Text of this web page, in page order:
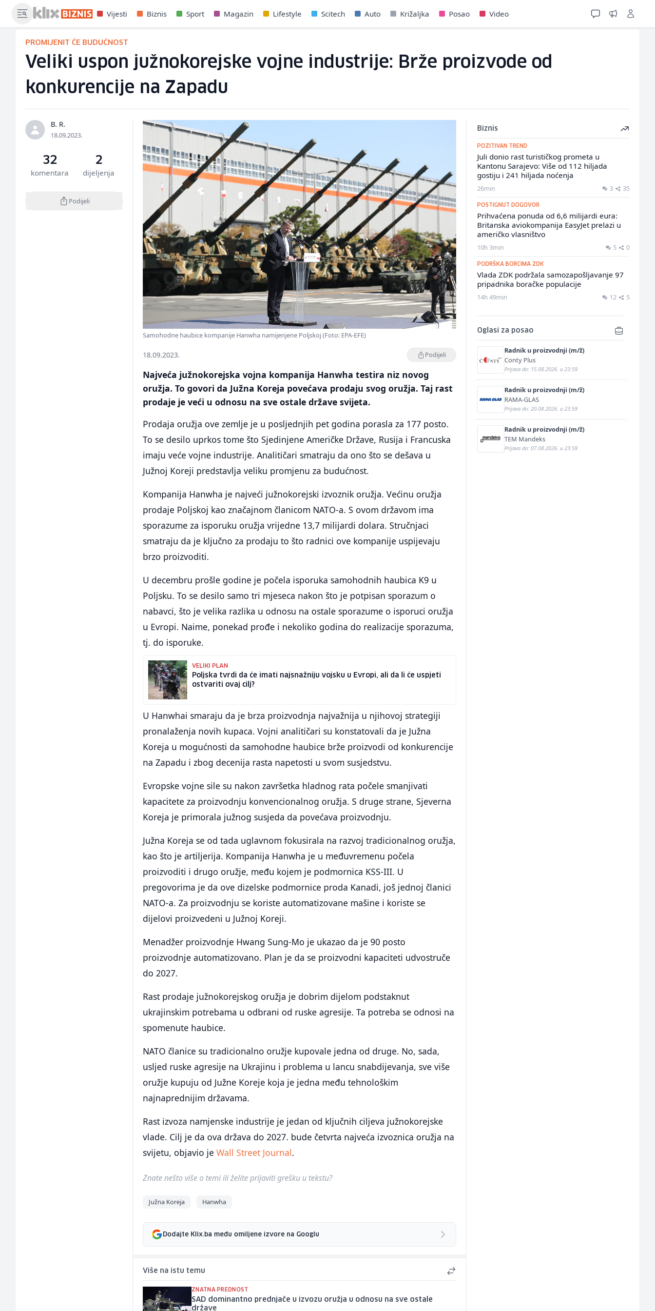
Vijesti Biznis Sport Magazin Lifestyle Scitech Auto Križaljka Posao Video
PROMIJENIT ĆE BUDUĆNOST
Veliki uspon južnokorejske vojne industrije: Brže proizvode od
konkurencije na Zapadu
B. R.
18.09.2023.
32
komentara
2
dijeljenja
Podijeli
Samohodne haubice kompanije Hanwha namijenjene Poljskoj (Foto: EPA-EFE)
18.09.2023. Podijeli
Najveća južnokorejska vojna kompanija Hanwha testira niz novog
oružja. To govori da Južna Koreja povećava prodaju svog oružja. Taj rast
prodaje je veći u odnosu na sve ostale države svijeta.
Prodaja oružja ove zemlje je u posljednjih pet godina porasla za 177 posto.
To se desilo uprkos tome što Sjedinjene Američke Države, Rusija i Francuska
imaju veće vojne industrije. Analitičari smatraju da ono što se dešava u
Južnoj Koreji predstavlja veliku promjenu za budućnost.
Kompanija Hanwha je najveći južnokorejski izvoznik oružja. Većinu oružja
prodaje Poljskoj kao značajnom članicom NATO-a. S ovom državom ima
sporazume za isporuku oružja vrijedne 13,7 milijardi dolara. Stručnjaci
smatraju da je ključno za prodaju to što radnici ove kompanije uspijevaju
brzo proizvoditi.
U decembru prošle godine je počela isporuka samohodnih haubica K9 u
Poljsku. To se desilo samo tri mjeseca nakon što je potpisan sporazum o
nabavci, što je velika razlika u odnosu na ostale sporazume o isporuci oružja
u Evropi. Naime, ponekad prođe i nekoliko godina do realizacije sporazuma,
tj. do isporuke.
VELIKI PLAN
Poljska tvrdi da će imati najsnažniju vojsku u Evropi, ali da li će uspjeti
ostvariti ovaj cilj?
U Hanwhai smaraju da je brza proizvodnja najvažnija u njihovoj strategiji
pronalaženja novih kupaca. Vojni analitičari su konstatovali da je Južna
Koreja u mogućnosti da samohodne haubice brže proizvodi od konkurencije
na Zapadu i zbog decenija rasta napetosti u svom susjedstvu.
Evropske vojne sile su nakon završetka hladnog rata počele smanjivati
kapacitete za proizvodnju konvencionalnog oružja. S druge strane, Sjeverna
Koreja je primorala južnog susjeda da povećava proizvodnju.
Južna Koreja se od tada uglavnom fokusirala na razvoj tradicionalnog oružja,
kao što je artiljerija. Kompanija Hanwha je u međuvremenu počela
proizvoditi i drugo oružje, među kojem je podmornica KSS-III. U
pregovorima je da ove dizelske podmornice proda Kanadi, još jednoj članici
NATO-a. Za proizvodnju se koriste automatizovane mašine i koriste se
dijelovi proizvedeni u Južnoj Koreji.
Menadžer proizvodnje Hwang Sung-Mo je ukazao da je 90 posto
proizvodnje automatizovano. Plan je da se proizvodni kapaciteti udvostruče
do 2027.
Rast prodaje južnokorejskog oružja je dobrim dijelom podstaknut
ukrajinskim potrebama u odbrani od ruske agresije. Ta potreba se odnosi na
spomenute haubice.
NATO članice su tradicionalno oružje kupovale jedna od druge. No, sada,
usljed ruske agresije na Ukrajinu i problema u lancu snabdijevanja, sve više
oružje kupuju od Južne Koreje koja je jedna među tehnološkim
najnaprednijim državama.
Rast izvoza namjenske industrije je jedan od ključnih ciljeva južnokorejske
vlade. Cilj je da ova država do 2027. bude četvrta najveća izvoznica oružja na
svijetu, objavio jeWall Street Journal.
Znate nešto više o temi ili želite prijaviti grešku u tekstu?
Južna Koreja Hanwha
Dodajte Klix.ba među omiljene izvore na Googlu
Više na istu temu
ZNATNA PREDNOST
SAD dominantno prednjače u izvozu oružja u odnosu na sve ostale
države
Biznis
POZITIVAN TREND
Juli donio rast turističkog prometa u
Kantonu Sarajevo: Više od 112 hiljada
gostiju i 241 hiljada noćenja
26min 3 35
POSTIGNUT DOGOVOR
Prihvaćena ponuda od 6,6 milijardi eura:
Britanska aviokompanija EasyJet prelazi u
američko vlasništvo
10h 3min 5 0
PODRŠKA BORCIMA ZDK
Vlada ZDK podržala samozapošljavanje 97
pripadnika boračke populacije
14h 49min 12 5
Oglasi za posao
Radnik u proizvodnji (m/ž)
Conty Plus
Prijava do: 15.08.2026. u 23:59
Radnik u proizvodnji (m/ž)
RAMA-GLAS
Prijava do: 20.08.2026. u 23:59
Radnik u proizvodnji (m/ž)
TEM Mandeks
Prijava do: 07.08.2026. u 23:59